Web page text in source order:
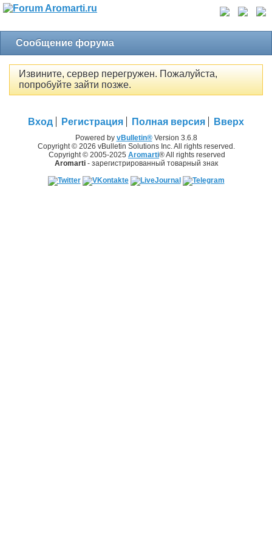
Сообщение форума
Извините, сервер перегружен. Пожалуйста,
попробуйте зайти позже.
Вход Регистрация Полная версия Вверх
Powered by vBulletin®Version 3.6.8
Copyright © 2026 vBulletin Solutions Inc. All rights reserved.
Copyright © 2005-2025 Aromarti® All rights reserved
Aromarti- зарегистрированный товарный знак